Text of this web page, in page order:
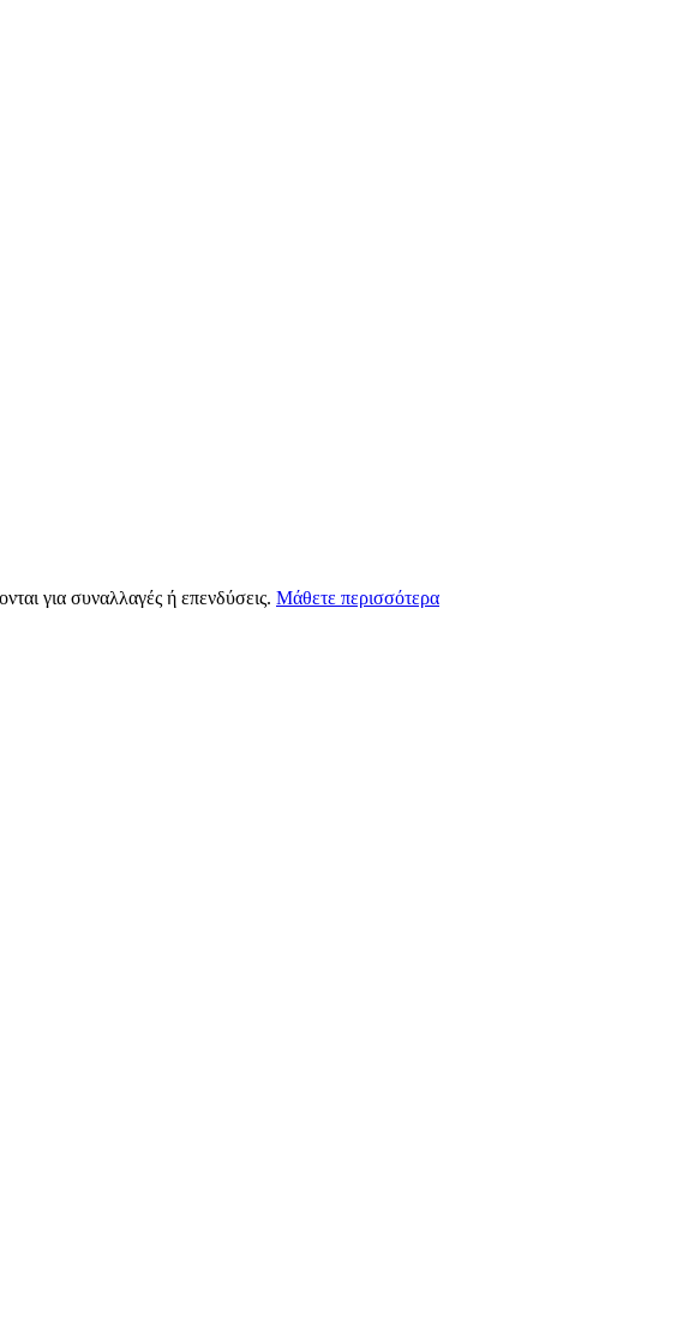
για συναλλαγές ή επενδύσεις. Μάθετε περισσότερα